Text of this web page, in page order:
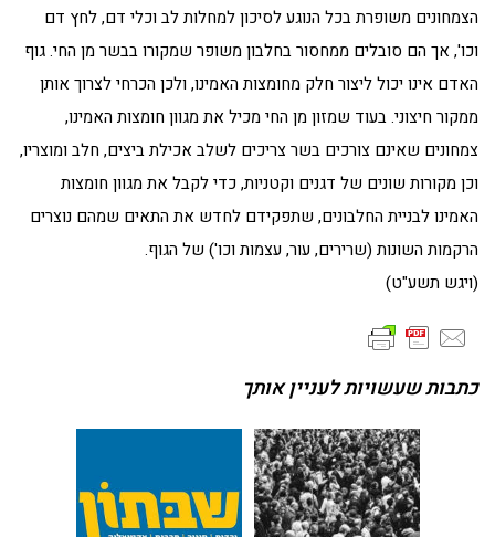
הצמחונים משופרת בכל הנוגע לסיכון למחלות לב וכלי דם, לחץ דם
וכו', אך הם סובלים ממחסור בחלבון משופר שמקורו בבשר מן החי. גוף
האדם אינו יכול ליצור חלק מחומצות האמינו, ולכן הכרחי לצרוך אותן
ממקור חיצוני. בעוד שמזון מן החי מכיל את מגוון חומצות האמינו,
צמחונים שאינם צורכים בשר צריכים לשלב אכילת ביצים, חלב ומוצריו,
וכן מקורות שונים של דגנים וקטניות, כדי לקבל את מגוון חומצות
האמינו לבניית החלבונים, שתפקידם לחדש את התאים שמהם נוצרים
הרקמות השונות (שרירים, עור, עצמות וכו') של הגוף.
(ויגש תשע"ט)
כתבות שעשויות לעניין אותך